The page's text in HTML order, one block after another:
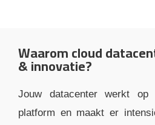
Waarom cloud
& innovatie?
Jouw datacenter werkt op
platform en maakt er